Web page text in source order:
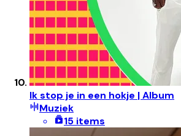
Ik stop je in een hokje | Album
Muziek
15 items